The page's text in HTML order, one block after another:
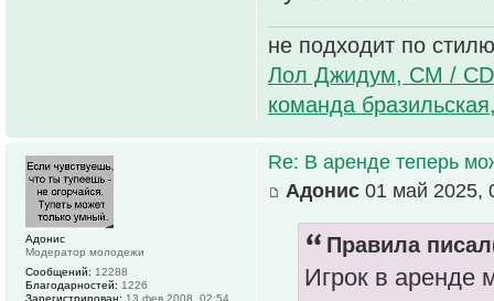
не подходит по
Лол Джидум, CM /
команда
Re: В аренде теперь
Адонис 01 май 2025,
Правила
Игрок в аренде
Адонис
Модератор молодежи
Сообщений: 12288
Благодарностей: 1226
Зарегистрирован: 13 фев 2008, 02:54